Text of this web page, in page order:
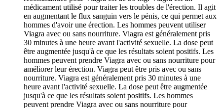
médicament utilisé pour traiter les troubles de l'érection. Il agit
en augmentant le flux sanguin vers le pénis, ce qui permet aux
hommes d'avoir une érection. Les hommes peuvent utiliser
Viagra avec ou sans nourriture. Viagra est généralement pris
30 minutes à une heure avant l'activité sexuelle. La dose peut
être augmentée jusqu'à ce que les résultats soient positifs. Les
hommes peuvent prendre Viagra avec ou sans nourriture pour
améliorer leur érection. Viagra peut être pris avec ou sans
nourriture. Viagra est généralement pris 30 minutes à une
heure avant l'activité sexuelle. La dose peut être augmentée
jusqu'à ce que les résultats soient positifs. Les hommes
peuvent prendre Viagra avec ou sans nourriture pour